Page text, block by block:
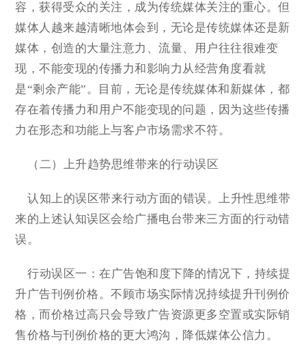
容，获得受众的关注，成为传统媒体关注的重心。但
媒体人越来越清晰地体会到，无论是传统媒体还是新
媒体，创造的大量注意力、流量、用户往往很难变
现，不能变现的传播力和影响力从经营角度看就
是“剩余产能”。目前，无论是传统媒体和新媒体，都
存在着传播力和用户不能变现的问题，因为这些传播
力在形态和功能上与客户市场需求不符。
（二）上升趋势思维带来的行动误区
认知上的误区带来行动方面的错误。上升性思维带
来的上述认知误区会给广播电台带来三方面的行动错
误。
行动误区一：在广告饱和度下降的情况下，持续提
升广告刊例价格。不顾市场实际情况持续提升刊例价
格，而价格过高只会导致广告资源更多空置或实际销
售价格与刊例价格的更大鸿沟，降低媒体公信力。